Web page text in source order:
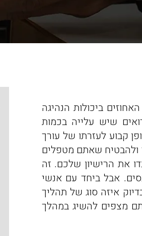
ביכולות הנהיגה
שיש עלייה בכמות
קבוע לעזרתו של עורך
ולהבטיח שאתם מטפלים
את הרישיון שלכם. זה
אבל ביחד עם אנשי
איזה סוג של תהליך
מצפים להשיג במהלך